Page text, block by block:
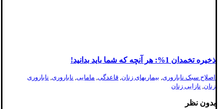
ذخیره تخمدان 1%: هر آنچه که شما باید بدانید!
اصلاح سبک ناباروری, بیماریهای زنان, قاعدگی, مامایی, ناباروری, ناباروری
زنان, نازایی زنان
بدون نظر